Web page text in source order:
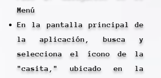
Menú
En la pantalla principal de
la aplicación, busca y
selecciona el ícono de la
"casita," ubicado en la